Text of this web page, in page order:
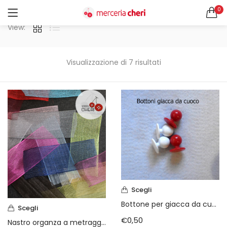
0
Ricordami
Password dimenticata?
Tutte le categorie
Accessori merceria (94)
Cesti portalavoro (8)
Aghi e spilli (24)
Applicazioni (26)
Borse (6)
Bottoni Vintage (204)
Lotti di Bottoni vintage (27)
Bottoni/alamari/automatici (46)
Alamari (5)
Calze collant donna (24)
Cappelli (16)
Visualizzazione di 7 risultati
View:
Scegli
Nastro organza a metraggio
Scegli
Bottone per giacca da cuoco
€0,50